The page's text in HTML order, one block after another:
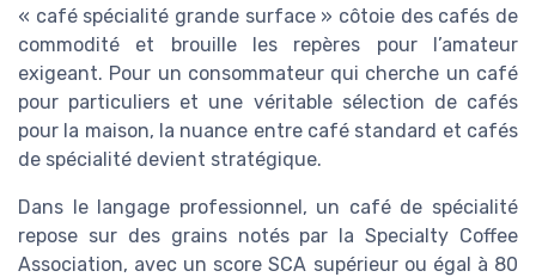
« café spécialité grande surface » côtoie des cafés de
commodité et brouille les repères pour l’amateur
exigeant. Pour un consommateur qui cherche un café
pour particuliers et une véritable sélection de cafés
pour la maison, la nuance entre café standard et cafés
de spécialité devient stratégique.
Dans le langage professionnel, un café de spécialité
repose sur des grains notés par la Specialty Coffee
Association, avec un score SCA supérieur ou égal à 80